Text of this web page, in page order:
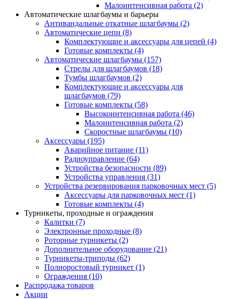
Малоинтенсивная работа (2)
Автоматические шлагбаумы и барьеры
Антивандальные откатные шлагбаумы (2)
Автоматические цепи (8)
Комплектующие и аксессуары для цепей (4)
Готовые комплекты (4)
Автоматические шлагбаумы (157)
Стрелы для шлагбаумов (18)
Тумбы шлагбаумов (2)
Комплектующие и аксессуары для
шлагбаумов (79)
Готовые комплекты (58)
Высокоинтенсивная работа (46)
Малоинтенсивная работа (2)
Скоростные шлагбаумы (10)
Аксессуары (195)
Аварийное питание (11)
Радиоуправление (64)
Устройства безопасности (89)
Устройства управления (31)
Устройства резервирования парковочных мест (5)
Аксессуары для парковочных мест (1)
Готовые комплекты (4)
Турникеты, проходные и ограждения
Калитки (7)
Электронные проходные (8)
Роторные турникеты (2)
Дополнительное оборудование (21)
Турникеты-триподы (62)
Полноростовый турникет (1)
Ограждения (10)
Распродажа товаров
Акции